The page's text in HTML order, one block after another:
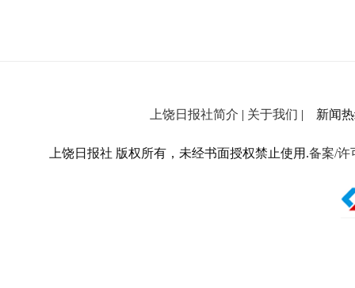
上饶日报社简介 | 关于我们 | 新闻热
上饶日报社 版权所有，未经书面授权禁止使用.备案/许